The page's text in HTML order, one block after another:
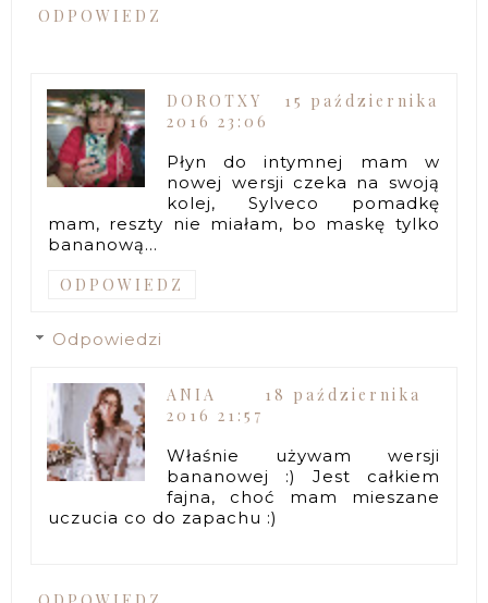
ODPOWIEDZ
DOROTXY
15 października
2016 23:06
Płyn do intymnej mam w
nowej wersji czeka na swoją
kolej, Sylveco pomadkę
mam, reszty nie miałam, bo maskę tylko
bananową...
ODPOWIEDZ
Odpowiedzi
ANIA
18 października
2016 21:57
Właśnie używam wersji
bananowej :) Jest całkiem
fajna, choć mam mieszane
uczucia co do zapachu :)